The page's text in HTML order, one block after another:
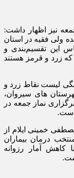
نیز اظهار داشت:
ولی فقیه در استان
این تقسیم‌بندی و
زرد و قرمز هستند
لیست نقاط زرد و
های سیروان،
نماز جمعه در
است.
خمینی ایلام از
درمان بیماران
کاهش آمار رزوانه